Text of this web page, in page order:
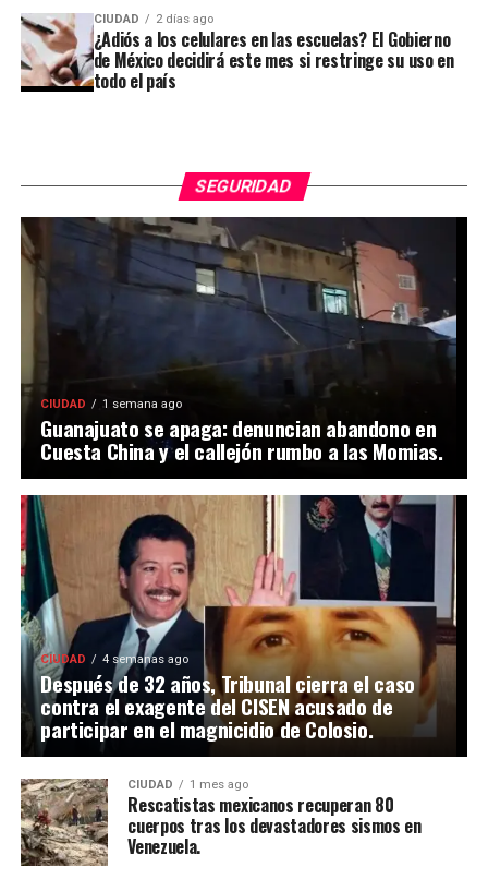
CIUDAD 2 días ago
¿Adiós a los celulares en las escuelas? El Gobierno
de México decidirá este mes si restringe su uso en
todo el país
SEGURIDAD
CIUDAD 1 semana ago
Guanajuato se apaga: denuncian abandono en
Cuesta China y el callejón rumbo a las Momias.
CIUDAD 4 semanas ago
Después de 32 años, Tribunal cierra el caso
contra el exagente del CISEN acusado de
participar en el magnicidio de Colosio.
CIUDAD 1 mes ago
Rescatistas mexicanos recuperan 80
cuerpos tras los devastadores sismos en
Venezuela.